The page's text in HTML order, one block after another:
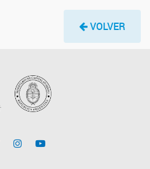
VOLVER